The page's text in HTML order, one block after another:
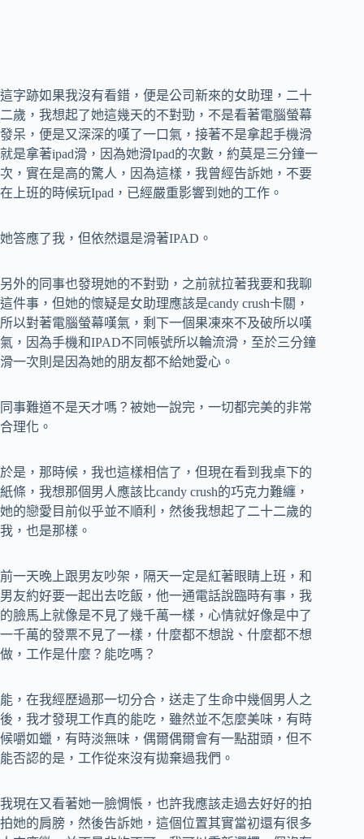
這字跡如果我沒有看錯，便是公司新來的女助理，二十
二歲，我想起了她這幾天的不對勁，不是看著電腦螢幕
發呆，便是又深深的嘆了一口氣，接著不是拿起手機滑
就是拿著ipad滑，因為她滑Ipad的次數，約莫是三分鐘一
次，實在是高的驚人，因為這樣，我曾經告訴她，不要
在上班的時候玩Ipad，已經嚴重影響到她的工作。
她答應了我，但依然還是滑著IPAD。
另外的同事也發現她的不對勁，之前就拉著我要和我聊
這件事，但她的懷疑是女助理應該是candy crush卡關，
所以對著電腦螢幕嘆氣，剩下一個果凍來不及破所以嘆
氣，因為手機和IPAD不同帳號所以輪流滑，至於三分鐘
滑一次則是因為她的朋友都不給她愛心。
同事難道不是天才嗎？被她一說完，一切都完美的非常
合理化。
於是，那時候，我也這樣相信了，但現在看到我桌下的
紙條，我想那個男人應該比candy crush的巧克力難纏，
她的戀愛目前似乎並不順利，然後我想起了二十二歲的
我，也是那樣。
前一天晚上跟男友吵架，隔天一定是紅著眼睛上班，和
男友約好要一起出去吃飯，他一通電話說臨時有事，我
的臉馬上就像是不見了幾千萬一樣，心情就好像是中了
一千萬的發票不見了一樣，什麼都不想說、什麼都不想
做，工作是什麼？能吃嗎？
能，在我經歷過那一切分合，送走了生命中幾個男人之
後，我才發現工作真的能吃，雖然並不怎麼美味，有時
候嚼如蠟，有時淡無味，偶爾偶爾會有一點甜頭，但不
能否認的是，工作從來沒有拋棄過我們。
我現在又看著她一臉惆悵，也許我應該走過去好好的拍
拍她的肩膀，然後告訴她，這個位置其實當初還有很多